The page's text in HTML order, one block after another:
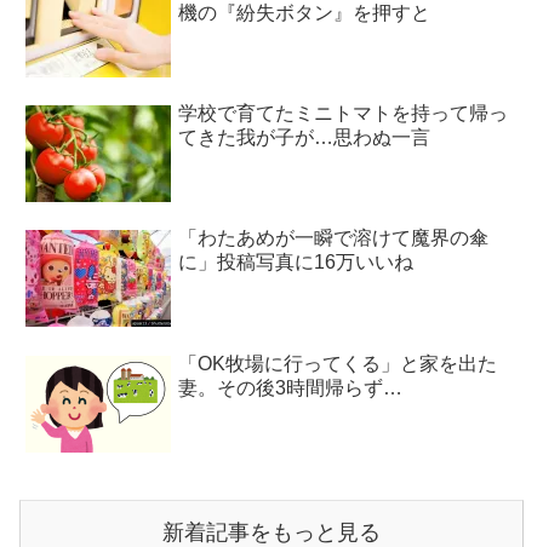
機の『紛失ボタン』を押すと
学校で育てたミニトマトを持って帰っ
てきた我が子が…思わぬ一言
「わたあめが一瞬で溶けて魔界の傘
に」投稿写真に16万いいね
「OK牧場に行ってくる」と家を出た
妻。その後3時間帰らず…
新着記事をもっと見る